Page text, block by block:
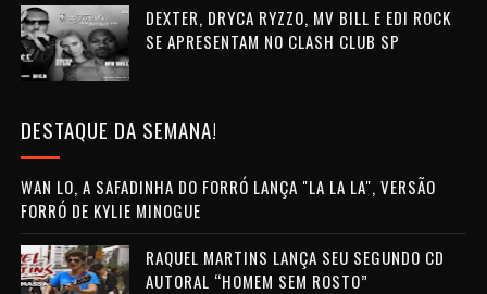
DEXTER, DRYCA RYZZO, MV BILL E EDI ROCK
SE APRESENTAM NO CLASH CLUB SP
DESTAQUE DA SEMANA!
WAN LO, A SAFADINHA DO FORRÓ LANÇA "LA LA LA", VERSÃO
FORRÓ DE KYLIE MINOGUE
RAQUEL MARTINS LANÇA SEU SEGUNDO CD
AUTORAL “HOMEM SEM ROSTO”